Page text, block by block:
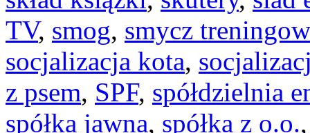
TV, smog, smycz
socjalizacja kota,
z psem, SPF, spółdzielnia
spółka jawna, spółka z o.o.